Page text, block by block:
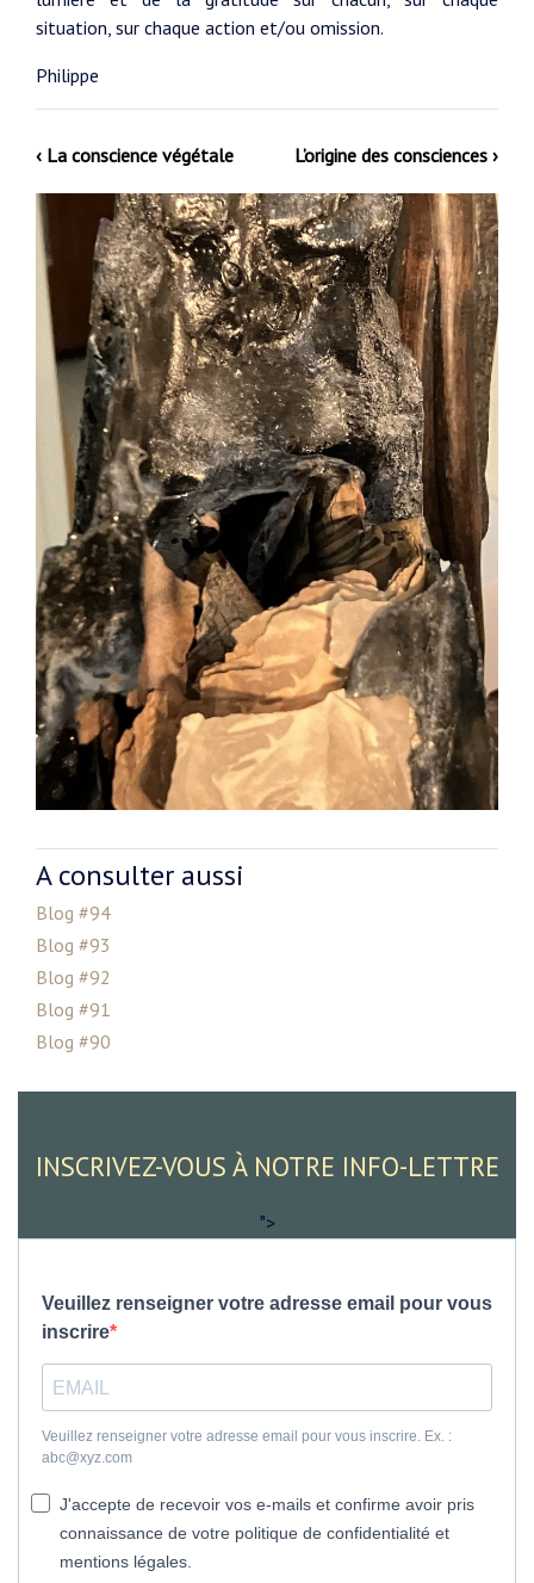
situation, sur chaque action et/ou omission.
Philippe
‹ La conscience végétale L’origine des consciences ›
A consulter aussi
Blog #94
Blog #93
Blog #92
Blog #91
Blog #90
INSCRIVEZ-VOUS À NOTRE INFO-LETTRE
">
Veuillez renseigner votre adresse email pour vous
inscrire
Veuillez renseigner votre adresse email pour vous inscrire. Ex. :
abc@xyz.com
J'accepte de recevoir vos e-mails et confirme avoir pris
connaissance de votre politique de confidentialité et
mentions légales.